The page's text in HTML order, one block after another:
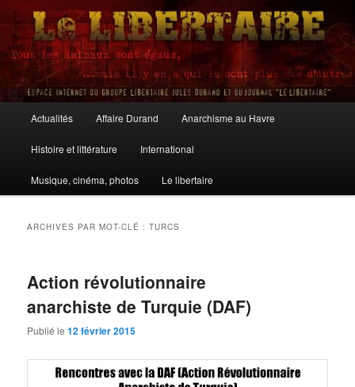
Aller
contenu
principal
Aller
contenu
secondaire
Le Libertaire
principal
Actualités Affaire Durand Anarchisme au Havre
Histoire et littérature International
Musique, cinéma, photos Le libertaire
ARCHIVES PAR MOT-CLÉ :TURCS
Action révolutionnaire
anarchiste de Turquie (DAF)
Publié le12 février 2015